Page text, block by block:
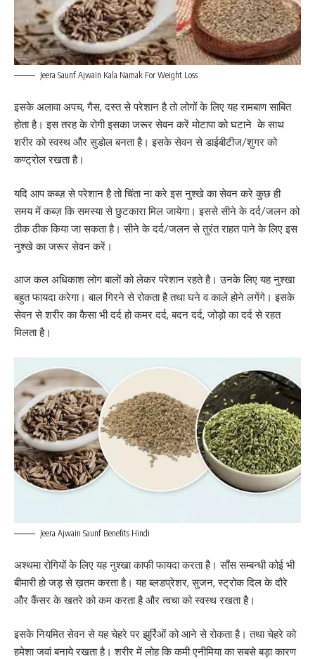
Jeera Saunf Ajwain Kala Namak For Weight Loss
इसके अलावा अपच, गैस, दस्त से परेशान है तो लोगों के लिए यह रामबाण साबित
होता है। इस तरह के रोगी इसका जरूर सेवन करें मोटापा को घटाने के साथ
शरीर को स्वस्थ और सुडोल बनता है। इसके सेवन से डाईबीटीज/शुगर को
कण्ट्रोल रखता है।
यदि आप कब्ज़ से परेशान है तो चिंता ना करे इस नुश्खे का सेवन करे कुछ ही
समय में कब्ज़ कि समस्या से छुटकारा मिल जायेगा। इससे सीने के दर्द/जलन को
ठीक ठीक किया जा सकता है। सीने के दर्द/जलन से तुरंत राहत पाने के लिए इस
नुश्खे का जरूर सेवन करें।
आज कल अधिकाश लोग बालों को लेकर परेशान रहते है। उनके लिए यह नुश्खा
बहुत फायदा करेगा। बाल गिरने से रोकता है तथा घने व काले होने लगेंगे। इसके
सेवन से शरीर का कैसा भी दर्द हो कमर दर्द, बदन दर्द, जोड़ो का दर्द से रहत
मिलता है।
Jeera Ajwain Saunf Benefits Hindi
अश्थमा रोगियों के लिए यह नुश्खा काफी फायदा करता है। साँस सम्बन्धी कोई भी
बीमारी हो जड़ से ख़तम करता है। यह ब्लडप्रेशर, सुजन, स्ट्रोक दिल के दौरे
और कैंसर के खतरे को कम करता है और त्वचा को स्वस्थ रखता है।
इसके नियमित सेवन से यह चेहरे पर झुर्रिओं को आने से रोकता है। तथा चेहरे को
हमेशा जवां बनाये रखता है। शरीर में लोह कि कमी एनीमिया का सबसे बड़ा कारण